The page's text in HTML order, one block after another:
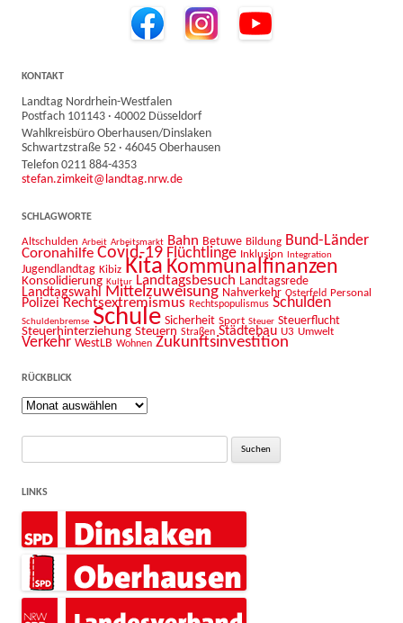
KONTAKT
Landtag Nordrhein-Westfalen
Postfach 101143 · 40002 Düsseldorf
Wahlkreisbüro Oberhausen/Dinslaken
Schwartzstraße 52 · 46045 Oberhausen
Telefon 0211 884-4353
stefan.zimkeit@landtag.nrw.de
SCHLAGWORTE
Altschulden Arbeit Arbeitsmarkt Bahn Betuwe Bildung Bund-Länder
Coronahilfe Covid-19 Flüchtlinge Inklusion Integration
Jugendlandtag Kibiz Kita Kommunalfinanzen
Konsolidierung Kultur Landtagsbesuch Landtagsrede
Landtagswahl Mittelzuweisung Nahverkehr Osterfeld Personal
Polizei Rechtsextremismus Rechtspopulismus Schulden
Schuldenbremse Schule Sicherheit Sport Steuer Steuerflucht
Steuerhinterziehung Steuern Straßen Städtebau U3 Umwelt
Verkehr WestLB Wohnen Zukunftsinvestition
RÜCKBLICK
Rückblick
Suche
LINKS